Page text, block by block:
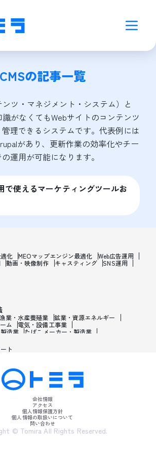
CMSの記事一覧
ンツ・マネジメント・システム）と
がなくてもWebサイトのコンテンツ
理できるシステムです。代表例には
があり、更新作業の効率化やチー
運用が可能になります。
で使えるマーケティングツールお
化 MEOマップエンジン最適化
Web広告運用
動画・映像制作 キャスティング
SNS運用
漁業・水産養殖業
鉱業・資源エネルギー
ム
電気・設備工事業
造業
たばこメーカー・製造業
ーカー・製造業
製造業
ーカー・製造業
メーカー・製造業
業
化粧品メーカー・製造業
シャンプー・リンスメーカー・製造業
毛薬メーカー・製造業
・髭剃り用化粧品メーカー・製造業
ックメーカー・製造業
ーカー・製造業
リート・陶磁器メーカー・製造業
メーカー・製造業
製造業
産業用機械メーカー・製造業
ト
会社情報
アクセス
個人情報保護方針
個人情報の取扱いについて
問い合わせ
© Tomira All Rights Reserved.